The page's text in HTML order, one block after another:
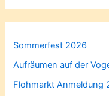
Sommerfest 2026
Aufräumen auf der
Flohmarkt Anmeldung